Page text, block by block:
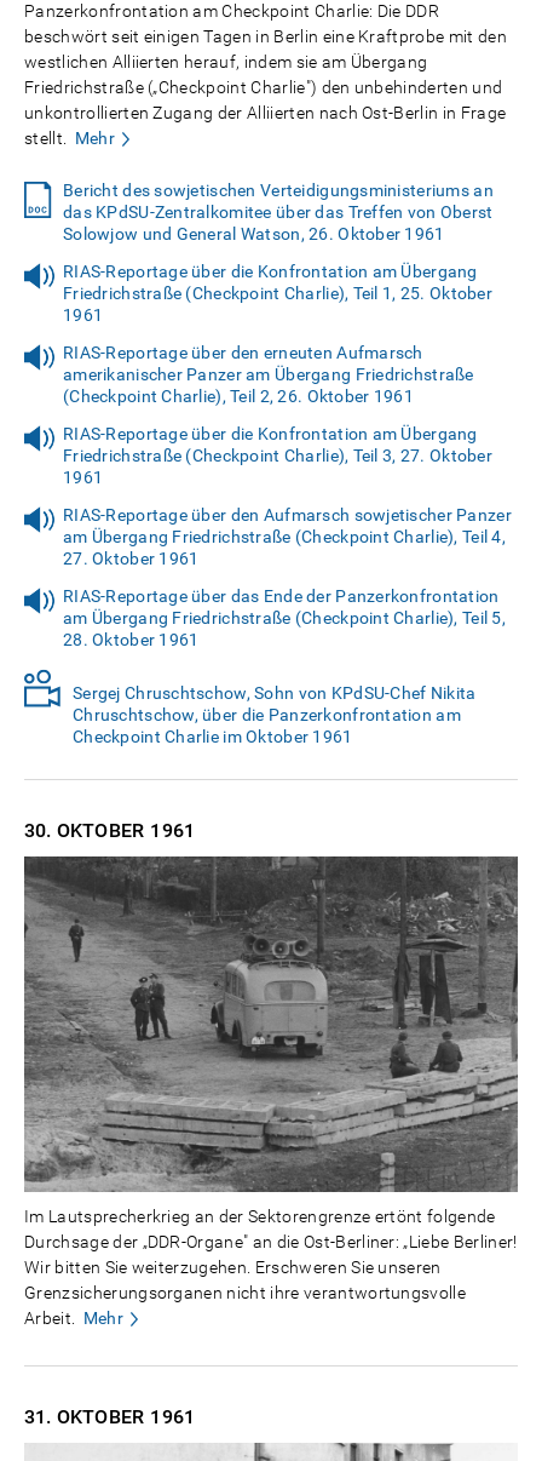
Panzerkonfrontation am Checkpoint Charlie: Die DDR
beschwört seit einigen Tagen in Berlin eine Kraftprobe mit den
westlichen Alliierten herauf, indem sie am Übergang
Friedrichstraße („Checkpoint Charlie") den unbehinderten und
unkontrollierten Zugang der Alliierten nach Ost-Berlin in Frage
stellt. Mehr
Bericht des sowjetischen Verteidigungsministeriums an
das KPdSU-Zentralkomitee über das Treffen von Oberst
Solowjow und General Watson, 26. Oktober 1961
RIAS-Reportage über die Konfrontation am Übergang
Friedrichstraße (Checkpoint Charlie), Teil 1, 25. Oktober
1961
RIAS-Reportage über den erneuten Aufmarsch
amerikanischer Panzer am Übergang Friedrichstraße
(Checkpoint Charlie), Teil 2, 26. Oktober 1961
RIAS-Reportage über die Konfrontation am Übergang
Friedrichstraße (Checkpoint Charlie), Teil 3, 27. Oktober
1961
RIAS-Reportage über den Aufmarsch sowjetischer Panzer
am Übergang Friedrichstraße (Checkpoint Charlie), Teil 4,
27. Oktober 1961
RIAS-Reportage über das Ende der Panzerkonfrontation
am Übergang Friedrichstraße (Checkpoint Charlie), Teil 5,
28. Oktober 1961
Sergej Chruschtschow, Sohn von KPdSU-Chef Nikita
Chruschtschow, über die Panzerkonfrontation am
Checkpoint Charlie im Oktober 1961
30. OKTOBER 1961
Im Lautsprecherkrieg an der Sektorengrenze ertönt folgende
Durchsage der „DDR-Organe" an die Ost-Berliner: „Liebe Berliner!
Wir bitten Sie weiterzugehen. Erschweren Sie unseren
Grenzsicherungsorganen nicht ihre verantwortungsvolle
Arbeit.
Mehr
31. OKTOBER 1961